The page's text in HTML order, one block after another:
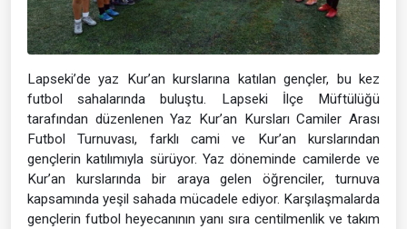
Lapseki’de yaz Kur’an kurslarına katılan gençler, bu kez
futbol sahalarında buluştu. Lapseki İlçe Müftülüğü
tarafından düzenlenen Yaz Kur’an Kursları Camiler Arası
Futbol Turnuvası, farklı cami ve Kur’an kurslarından
gençlerin katılımıyla sürüyor. Yaz döneminde camilerde ve
Kur’an kurslarında bir araya gelen öğrenciler, turnuva
kapsamında yeşil sahada mücadele ediyor. Karşılaşmalarda
gençlerin futbol heyecanının yanı sıra centilmenlik ve takım